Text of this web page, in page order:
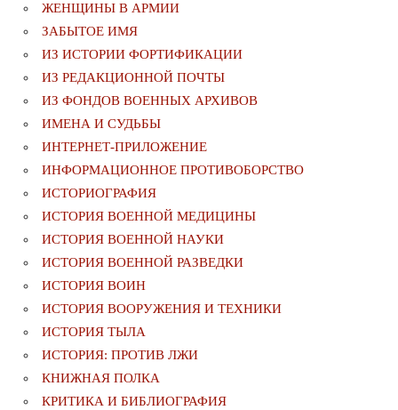
ЖЕНЩИНЫ В АРМИИ
ЗАБЫТОЕ ИМЯ
ИЗ ИСТОРИИ ФОРТИФИКАЦИИ
ИЗ РЕДАКЦИОННОЙ ПОЧТЫ
ИЗ ФОНДОВ ВОЕННЫХ АРХИВОВ
ИМЕНА И СУДЬБЫ
ИНТЕРНЕТ-ПРИЛОЖЕНИЕ
ИНФОРМАЦИОННОЕ ПРОТИВОБОРСТВО
ИСТОРИОГРАФИЯ
ИСТОРИЯ ВОЕННОЙ МЕДИЦИНЫ
ИСТОРИЯ ВОЕННОЙ НАУКИ
ИСТОРИЯ ВОЕННОЙ РАЗВЕДКИ
ИСТОРИЯ ВОИН
ИСТОРИЯ ВООРУЖЕНИЯ И ТЕХНИКИ
ИСТОРИЯ ТЫЛА
ИСТОРИЯ: ПРОТИВ ЛЖИ
КНИЖНАЯ ПОЛКА
КРИТИКА И БИБЛИОГРАФИЯ